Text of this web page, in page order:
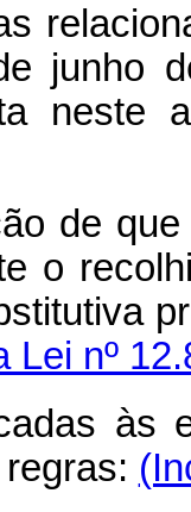
junho
neste
de
o
Lei nº
às